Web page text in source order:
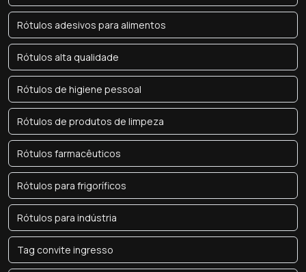
Rótulos adesivos para alimentos
Rótulos alta qualidade
Rótulos de higiene pessoal
Rótulos de produtos de limpeza
Rótulos farmacêuticos
Rótulos para frigoríficos
Rótulos para indústria
Tag convite ingresso